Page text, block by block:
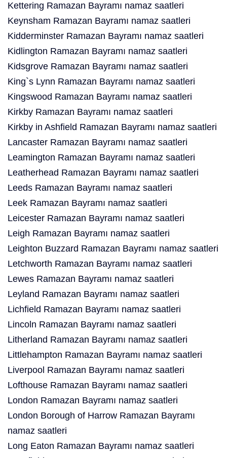
Kettering Ramazan Bayramı namaz saatleri
Keynsham Ramazan Bayramı namaz saatleri
Kidderminster Ramazan Bayramı namaz saatleri
Kidlington Ramazan Bayramı namaz saatleri
Kidsgrove Ramazan Bayramı namaz saatleri
King`s Lynn Ramazan Bayramı namaz saatleri
Kingswood Ramazan Bayramı namaz saatleri
Kirkby Ramazan Bayramı namaz saatleri
Kirkby in Ashfield Ramazan Bayramı namaz saatleri
Lancaster Ramazan Bayramı namaz saatleri
Leamington Ramazan Bayramı namaz saatleri
Leatherhead Ramazan Bayramı namaz saatleri
Leeds Ramazan Bayramı namaz saatleri
Leek Ramazan Bayramı namaz saatleri
Leicester Ramazan Bayramı namaz saatleri
Leigh Ramazan Bayramı namaz saatleri
Leighton Buzzard Ramazan Bayramı namaz saatleri
Letchworth Ramazan Bayramı namaz saatleri
Lewes Ramazan Bayramı namaz saatleri
Leyland Ramazan Bayramı namaz saatleri
Lichfield Ramazan Bayramı namaz saatleri
Lincoln Ramazan Bayramı namaz saatleri
Litherland Ramazan Bayramı namaz saatleri
Littlehampton Ramazan Bayramı namaz saatleri
Liverpool Ramazan Bayramı namaz saatleri
Lofthouse Ramazan Bayramı namaz saatleri
London Ramazan Bayramı namaz saatleri
London Borough of Harrow Ramazan Bayramı
namaz saatleri
Long Eaton Ramazan Bayramı namaz saatleri